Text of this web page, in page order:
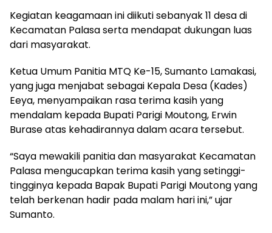
Kegiatan keagamaan ini diikuti sebanyak 11 desa di
Kecamatan Palasa serta mendapat dukungan luas
dari masyarakat.
Ketua Umum Panitia MTQ Ke-15, Sumanto Lamakasi,
yang juga menjabat sebagai Kepala Desa (Kades)
Eeya, menyampaikan rasa terima kasih yang
mendalam kepada Bupati Parigi Moutong, Erwin
Burase atas kehadirannya dalam acara tersebut.
“Saya mewakili panitia dan masyarakat Kecamatan
Palasa mengucapkan terima kasih yang setinggi-
tingginya kepada Bapak Bupati Parigi Moutong yang
telah berkenan hadir pada malam hari ini,” ujar
Sumanto.